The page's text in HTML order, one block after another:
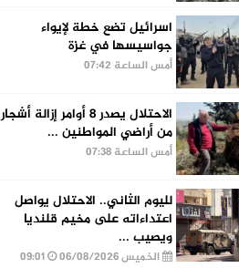
اسرائيل تضع خطة لإيواء
جواسيسها في غزة
أمس الساعة 07:42
الاحتلال يصدر 8 أوامر إزالة أشجار
من أراضي المواطنين ...
أمس الساعة 07:38
لليوم الثاني.. الاحتلال يواصل
اعتداءاته على مخيم قلنديا
ويصيب ...
الخميس 06/08/2026